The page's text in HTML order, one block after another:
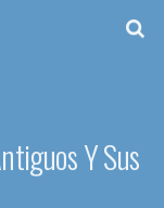
Y Sus